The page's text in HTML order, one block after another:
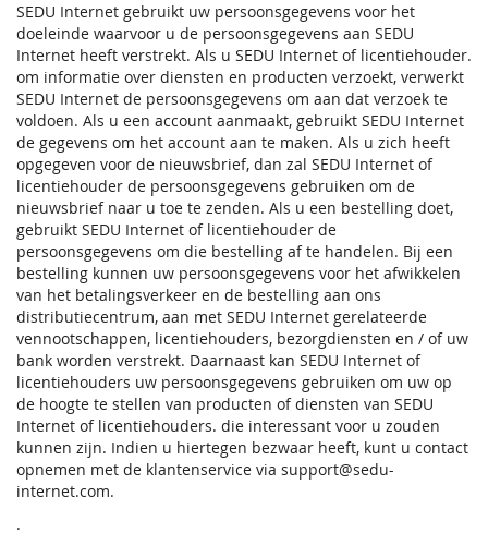
SEDU Internet gebruikt uw persoonsgegevens voor het
doeleinde waarvoor u de persoonsgegevens aan SEDU
Internet heeft verstrekt. Als u SEDU Internet of licentiehouder.
om informatie over diensten en producten verzoekt, verwerkt
SEDU Internet de persoonsgegevens om aan dat verzoek te
voldoen. Als u een account aanmaakt, gebruikt SEDU Internet
de gegevens om het account aan te maken. Als u zich heeft
opgegeven voor de nieuwsbrief, dan zal SEDU Internet of
licentiehouder de persoonsgegevens gebruiken om de
nieuwsbrief naar u toe te zenden. Als u een bestelling doet,
gebruikt SEDU Internet of licentiehouder de
persoonsgegevens om die bestelling af te handelen. Bij een
bestelling kunnen uw persoonsgegevens voor het afwikkelen
van het betalingsverkeer en de bestelling aan ons
distributiecentrum, aan met SEDU Internet gerelateerde
vennootschappen, licentiehouders, bezorgdiensten en / of uw
bank worden verstrekt. Daarnaast kan SEDU Internet of
licentiehouders uw persoonsgegevens gebruiken om uw op
de hoogte te stellen van producten of diensten van SEDU
Internet of licentiehouders. die interessant voor u zouden
kunnen zijn. Indien u hiertegen bezwaar heeft, kunt u contact
opnemen met de klantenservice via support@sedu-
internet.com.
.